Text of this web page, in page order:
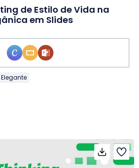
de Estilo de Vida na
em Slides
Elegante